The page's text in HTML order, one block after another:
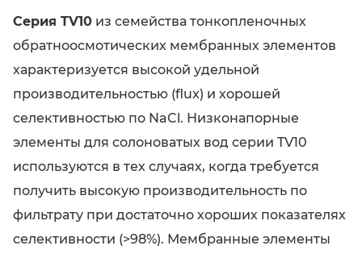
Серия TV10 из семейства тонкопленочных
обратноосмотических мембранных элементов
характеризуется высокой удельной
производительностью (flux) и хорошей
селективностью по NaCl. Низконапорные
элементы для солоноватых вод серии TV10
используются в тех случаях, когда требуется
получить высокую производительность по
фильтрату при достаточно хороших показателях
селективности (>98%). Мембранные элементы